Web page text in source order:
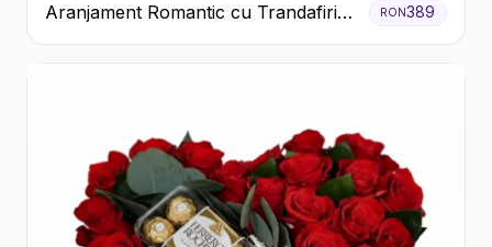
Aranjament Romantic cu Trandafiri
Roșii și Șampanie rose
RON389